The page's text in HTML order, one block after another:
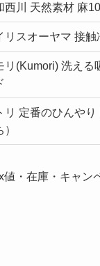
西川 天然素材 麻
リスオーヤマ 接
リ(Kumori) 洗える
リ 定番のひんや
値・在庫・キャン